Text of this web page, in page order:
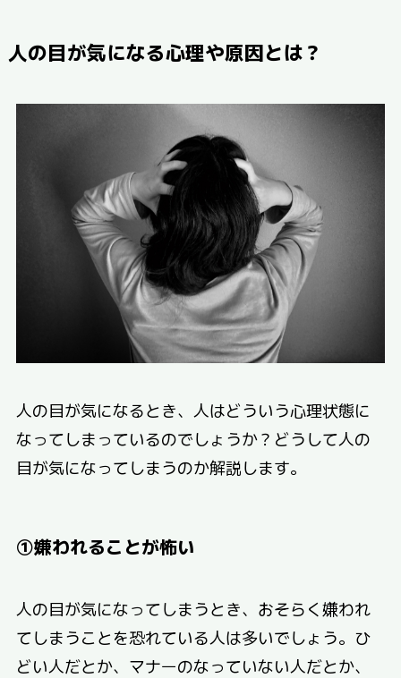
人の目が気になる心理や原因とは？
人の目が気になるとき、人はどういう心理状態に
なってしまっているのでしょうか？どうして人の
目が気になってしまうのか解説します。
①嫌われることが怖い
人の目が気になってしまうとき、おそらく嫌われ
てしまうことを恐れている人は多いでしょう。ひ
どい人だとか、マナーのなっていない人だとか、